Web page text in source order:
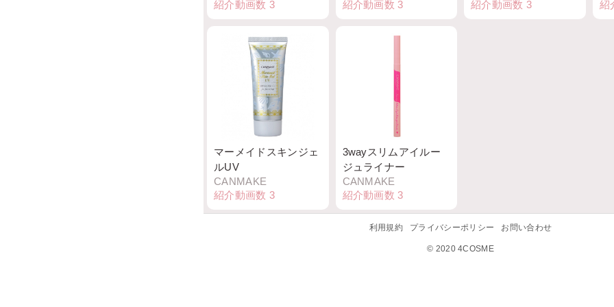
紹介動画数 3
紹介動画数 3
紹介動画数 3
紹
マーメイドスキンジェ
ルUV
CANMAKE
紹介動画数 3
3wayスリムアイルー
ジュライナー
CANMAKE
紹介動画数 3
利用規約 プライバシーポリシー お問い合わせ
© 2020 4COSME